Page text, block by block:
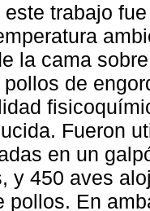
trabajo
la cama
de
Fueron
en un
y 450 aves
pollos. En